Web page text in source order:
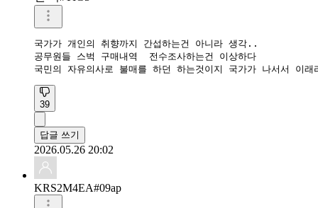
국가가 개인의 취향까지 간섭하는건 아니라 생각..
공무원들 스벅 구매내역  전수조사하는건 이상하다
39
답글 쓰기
2026.05.26 20:02
KRS2M4EA#09ap